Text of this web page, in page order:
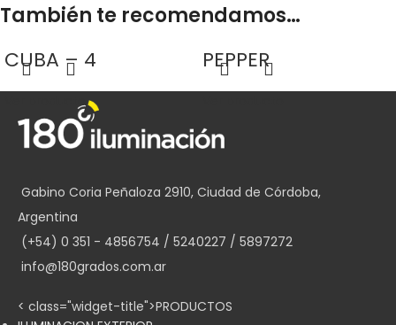
También te recomendamos…
CUBA – 4
Ver producto
PEPPER
Gabino Coria Peñaloza 2910, Ciudad de Córdoba,
Argentina
(+54) 0 351 - 4856754 / 5240227 / 5897272
info@180grados.com.ar
< class="widget-title">PRODUCTOS